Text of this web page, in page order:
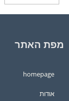
מפת האתר
homepage
אודות